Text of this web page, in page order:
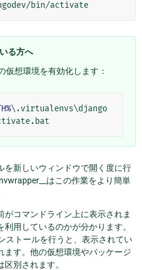
る方へ
仮想環境を有効化します：
\.virtualenvs\django
を新しいウィンドウで開く度に行
はこの作業をより簡単
コマンドライン上に表示されま
用しているのかが分かります。
ストールを行うと、表示されてい
ます。他の仮想環境やパッケージ
別されます。